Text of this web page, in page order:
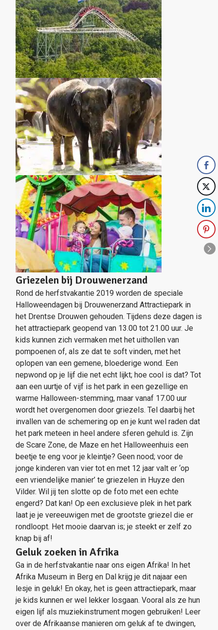
Griezelen bij Drouwenerzand
Rond de herfstvakantie 2019 worden de speciale
Halloweendagen bij Drouwenerzand Attractiepark in
het Drentse Drouwen gehouden. Tijdens deze dagen is
het attractiepark geopend van 13.00 tot 21.00 uur. Je
kids kunnen zich vermaken met het uithollen van
pompoenen of, als ze dat te soft vinden, met het
oplopen van een gemene, bloederige wond. Een
nepwond op je lijf die net echt lijkt; hoe cool is dat? Tot
aan een uurtje of vijf is het park in een gezellige en
warme Halloween-stemming, maar vanaf 17.00 uur
wordt het overgenomen door griezels. Tel daarbij het
invallen van de schemering op en je kunt wel raden dat
het park meteen in heel andere sferen gehuld is. Zijn
de Scare Zone, de Maze en het Halloweenhuis een
beetje te eng voor je kleintje? Geen nood; voor de
jonge kinderen van vier tot en met 12 jaar valt er ‘op
een vriendelijke manier’ te griezelen in Huyze den
Vilder. Wil jij ten slotte op de foto met een echte
engerd? Dat kan! Op een exclusieve plek in het park
laat je je vereeuwigen met de grootste griezel die er
rondloopt. Het mooie daarvan is; je steekt er zelf zo
knap bij af!
Geluk zoeken in Afrika
Ga in de herfstvakantie naar ons eigen Afrika! In het
Afrika Museum in Berg en Dal krijg je dit najaar een
lesje in geluk! En okay, het is geen attractiepark, maar
je kids kunnen er wel lekker losgaan. Vooral als ze hun
eigen lijf als muziekinstrument mogen gebruiken! Leer
over de Afrikaanse manieren om geluk af te dwingen,